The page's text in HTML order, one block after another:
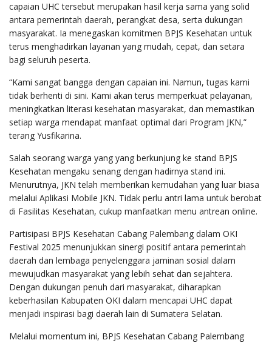
capaian UHC tersebut merupakan hasil kerja sama yang solid
antara pemerintah daerah, perangkat desa, serta dukungan
masyarakat. Ia menegaskan komitmen BPJS Kesehatan untuk
terus menghadirkan layanan yang mudah, cepat, dan setara
bagi seluruh peserta.
“Kami sangat bangga dengan capaian ini. Namun, tugas kami
tidak berhenti di sini. Kami akan terus memperkuat pelayanan,
meningkatkan literasi kesehatan masyarakat, dan memastikan
setiap warga mendapat manfaat optimal dari Program JKN,”
terang Yusfikarina.
Salah seorang warga yang yang berkunjung ke stand BPJS
Kesehatan mengaku senang dengan hadirnya stand ini.
Menurutnya, JKN telah memberikan kemudahan yang luar biasa
melalui Aplikasi Mobile JKN. Tidak perlu antri lama untuk berobat
di Fasilitas Kesehatan, cukup manfaatkan menu antrean online.
Partisipasi BPJS Kesehatan Cabang Palembang dalam OKI
Festival 2025 menunjukkan sinergi positif antara pemerintah
daerah dan lembaga penyelenggara jaminan sosial dalam
mewujudkan masyarakat yang lebih sehat dan sejahtera.
Dengan dukungan penuh dari masyarakat, diharapkan
keberhasilan Kabupaten OKI dalam mencapai UHC dapat
menjadi inspirasi bagi daerah lain di Sumatera Selatan.
Melalui momentum ini, BPJS Kesehatan Cabang Palembang